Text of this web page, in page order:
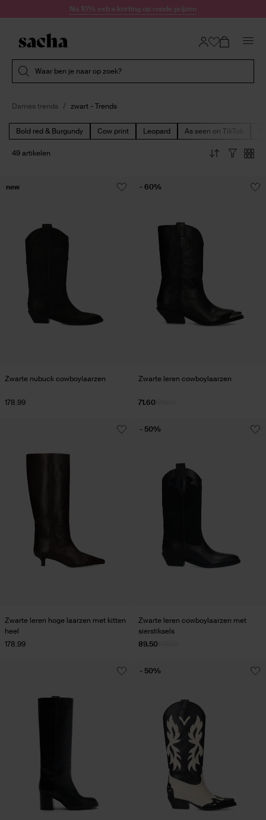
Doorgaan naar artikelNu 10% extra korting op ronde prijzen
Waar ben je naar op zoek?
Dames trends zwart - Trends
Bold red & Burgundy Cow print Leopard As seen on TikTok
49 artikelen
Zwarte nubuck cowboylaarzen
178.99
new
Zwarte leren cowboylaarzen
71.60
- 60%
Zwarte leren hoge laarzen met kitten
heel
178.99
Zwarte leren cowboylaarzen met
sierstiksels
89.50
- 50%
- 50%